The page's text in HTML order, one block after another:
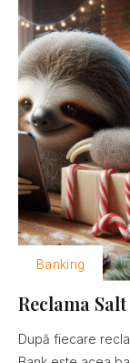
Banking
Reclama
După fiecare